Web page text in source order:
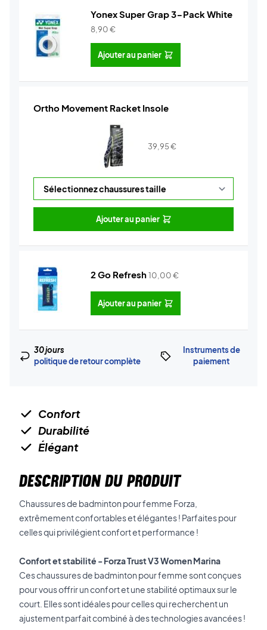
Yonex Super Grap 3-Pack White
8,90€
Ajouter au panier
Ortho Movement Racket Insole
39,95€
Ajouter au panier
2 Go Refresh10,00€
Ajouter au panier
30 jours
politique de retour complète
Instruments de
paiement
Confort
Durabilité
Élégant
DESCRIPTION DU PRODUIT
Chaussures de badminton pour femme Forza,
extrêmement confortables et élégantes ! Parfaites pour
celles qui privilégient confort et performance !
Confort et stabilité - Forza Trust V3 Women Marina
Ces chaussures de badminton pour femme sont conçues
pour vous offrir un confort et une stabilité optimaux sur le
court. Elles sont idéales pour celles qui recherchent un
ajustement parfait combiné à des technologies avancées !